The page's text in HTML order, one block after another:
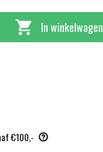
In winkelwagen
€100,-